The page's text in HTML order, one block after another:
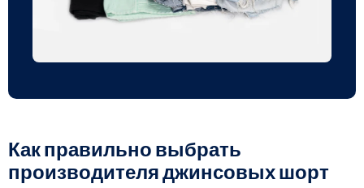
Как правильно выбрать
производителя джинсовых шорт